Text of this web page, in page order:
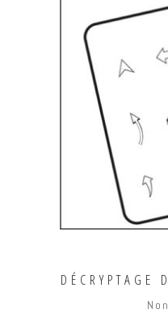
DÉCRYPTAGE